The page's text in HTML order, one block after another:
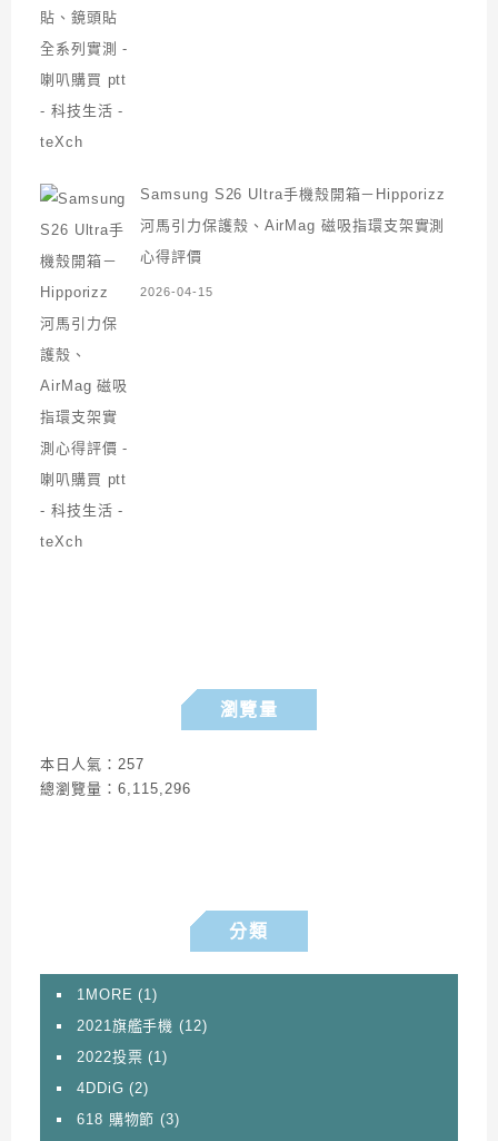
Samsung S26 Ultra手機殼開箱－Hipporizz
河馬引力保護殼、AirMag 磁吸指環支架實測
心得評價
2026-04-15
瀏覽量
本日人氣：257
總瀏覽量：6,115,296
分類
1MORE (1)
2021旗艦手機 (12)
2022投票 (1)
4DDiG (2)
618 購物節 (3)